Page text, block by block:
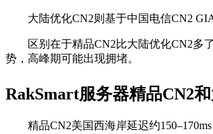
大陆优化CN2则基于中国电信CN2
区别在于精品CN2比大陆优化CN2多
势，高峰期可能出现拥堵。
RakSmart服务器精品CN2
精品CN2美国西海岸延迟约